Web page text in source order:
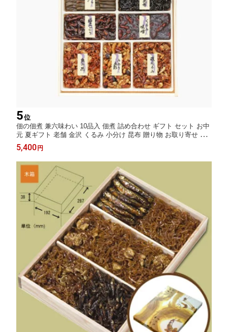
5位
佃の佃煮 兼六味わい 10品入 佃煮 詰め合わせ ギフト セット お中
元 夏ギフト 老舗 金沢 くるみ 小分け 昆布 贈り物 お取り寄せ グ
ルメ 惣菜セット ご飯のお供 人気 御歳暮 歳暮 冬ギフト プレゼン
ト 佃煮セット 金沢名物 内祝い 誕生日
5,400 円